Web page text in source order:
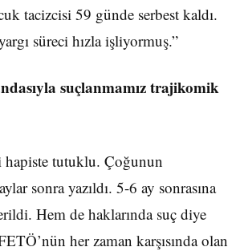
tacizcisi 59 günde serbest kaldı.
süreci hızla işliyormuş.”
suçlanmamız trajikomik
hapiste tutuklu. Çoğunun
sonra yazıldı. 5-6 ay sonrasına
Hem de haklarında suç diye
her zaman karşısında olan